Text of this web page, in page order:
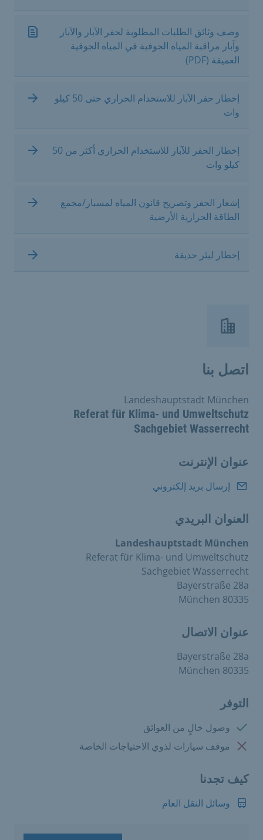
وصف وثائق الطلبات المطلوبة لحفر الآبار والآبار
وآبار مراقبة المياه الجوفية في المياه الجوفية
العميقة (PDF)
إخطار حفر الآبار للاستخدام الحراري حتى 50 كيلو
وات
إخطار الحفر للآبار للاستخدام الحراري أكثر من 50
كيلو وات
إشعار الحفر وتصريح قانون المياه لمسبار/مجمع
الطاقة الحرارية الأرضية
إخطار لبئر حديقة
اتصل بنا
Referat für Klima- und Umweltschutz
Sachgebiet Wasserrecht
Landeshauptstadt München
عنوان الإنترنت
إرسال بريد إلكتروني
العنوان البريدي
Landeshauptstadt München
Referat für Klima- und Umweltschutz
Sachgebiet Wasserrecht
Bayerstraße 28a
80335 München
عنوان الاتصال
Bayerstraße 28a
80335 München
التوفر
متوفرة:وصول خالٍ من العوائق
غير متوفرة:
موقف سيارات لذوي الاحتياجات الخاصة
كيف تجدنا
وسائل النقل العام